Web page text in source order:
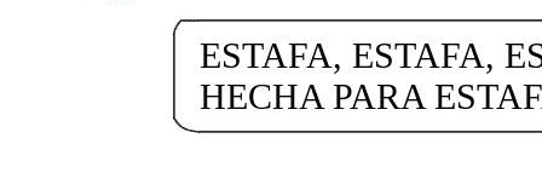
ESTAFA, ESTAFA,
HECHA PARA